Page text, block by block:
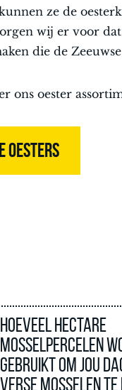
ze de
wij er voor
die de
ons oester
OESTERS
Hoeveel hectare
mosselpercelen
gebruikt om jou
Verse Mosselen te